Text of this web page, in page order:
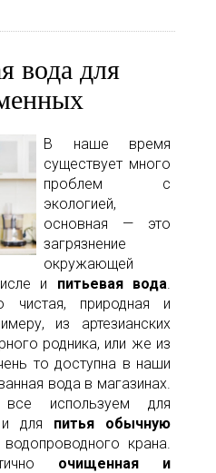
вода для
В наше время
существует много
проблем с
экологией,
основная — это
загрязнение
окружающей
и питьевая вода
чистая, природная и
из артезианских
родника, или же из
то доступна в наши
вода в магазинах.
используем для
и для питья обычную
крана.
очищенная и